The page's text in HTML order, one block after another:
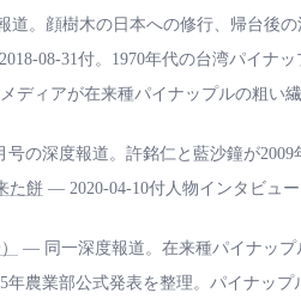
道。顔樹木の日本への修行、帰台後の
08-31付。1970年代の台湾パイナ
ディアが在来種パイナップルの粗い
号の深度報道。許銘仁と藍沙鐘が
た餅 — 2020-04-10付人物インタビュ
— 同一深度報道。在来種パイナップ
年農業部公式発表を整理。パイナッ